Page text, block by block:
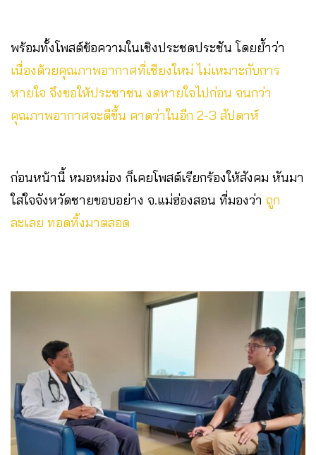
พร้อมทั้งโพสต์ข้อความในเชิงประชดประชัน โดยย้ำว่า
เนื่องด้วยคุณภาพอากาศที่เชียงใหม่ ไม่เหมาะกับการ
หายใจ จึงขอให้ประชาชน งดหายใจไปก่อน จนกว่า
คุณภาพอากาศจะดีขึ้น คาดว่าในอีก 2-3 สัปดาห์
ก่อนหน้านี้ หมอหม่อง ก็เคยโพสต์เรียกร้องให้สังคม หันมา
ใส่ใจจังหวัดชายขอบอย่าง จ.แม่ฮ่องสอน ที่มองว่า ถูก
ละเลย ทอดทิ้งมาตลอด